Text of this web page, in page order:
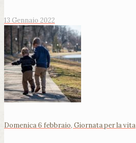
13 Gennaio 2022
Domenica 6 febbraio, Giornata per la vita